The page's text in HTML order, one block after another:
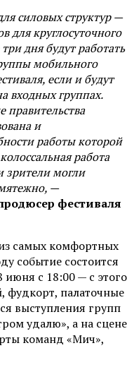
силовых структур —
для круглосуточного
дня будут работать
мобильного
если и будут
входных группах.
правительства
и
работы которой
работа
зрители могли
—
фестиваля
самых комфортных
событие состоится
с 18:00 — с этого
фудкорт, палаточные
выступления групп
удалю», а на сцене
команд «Мич»,